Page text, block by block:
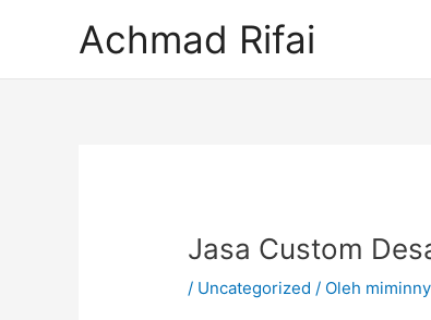
Achmad Rifai
Jasa Custom
/ Uncategorized / Oleh